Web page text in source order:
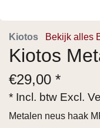
Kiotos Bekijk alles
Kiotos
€29,00 *
* Incl. btw Excl.
Metalen neus haak